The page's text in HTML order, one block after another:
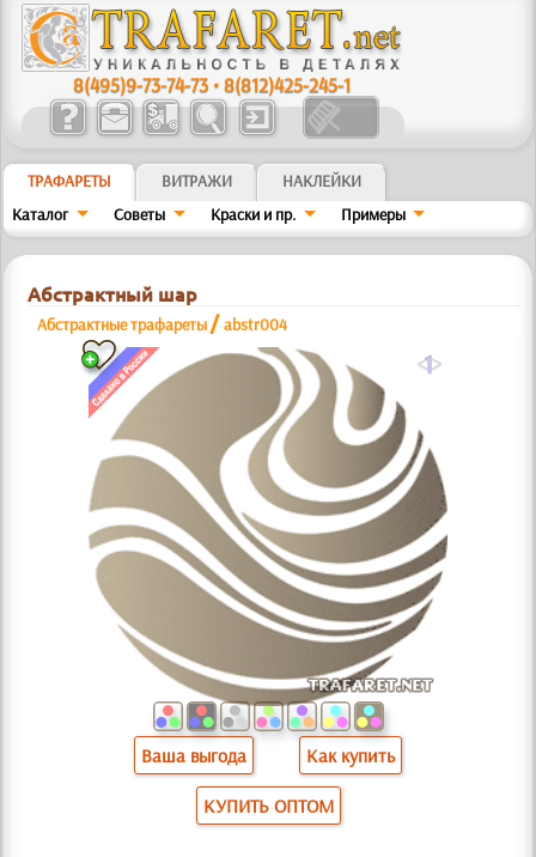
8(495)9-73-74-73 •8(812)425-245-1
ТРАФАРЕТЫ ВИТРАЖИ
НАКЛЕЙКИ
Каталог
Советы Краски и пр. Примеры
Абстрактный шар
Абстрактные трафареты /abstr004
a
Ваша выгода Как купить
КУПИТЬ ОПТОМ